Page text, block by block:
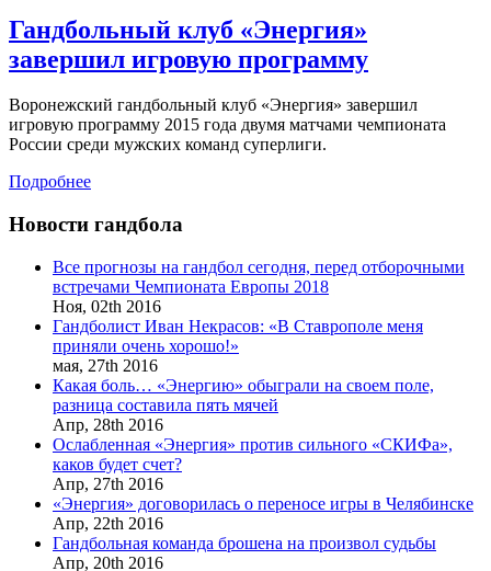
Гандбольный клуб «Энергия»
завершил игровую программу
Воронежский гандбольный клуб «Энергия» завершил
игровую программу 2015 года двумя матчами чемпионата
России среди мужских команд суперлиги.
Подробнее
Новости гандбола
Все прогнозы на гандбол сегодня, перед отборочными
встречами Чемпионата Европы 2018
Ноя, 02th 2016
Гандболист Иван Некрасов: «В Ставрополе меня
приняли очень хорошо!»
мая, 27th 2016
Какая боль… «Энергию» обыграли на своем поле,
разница составила пять мячей
Апр, 28th 2016
Ослабленная «Энергия» против сильного «СКИФа»,
каков будет счет?
Апр, 27th 2016
«Энергия» договорилась о переносе игры в Челябинске
Апр, 22th 2016
Гандбольная команда брошена на произвол судьбы
Апр, 20th 2016